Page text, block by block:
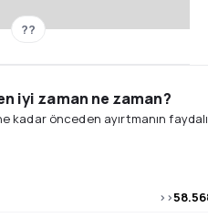
??
iyi zaman ne zaman?
kadar önceden ayırtmanın faydalı
>>